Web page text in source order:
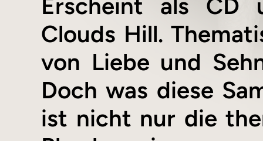
Erscheint als CD
Clouds Hill.
von Liebe und
Doch was diese
ist nicht nur die